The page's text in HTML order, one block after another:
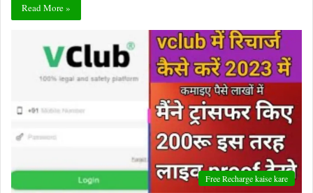
Read More »
Free Recharge kaise kare